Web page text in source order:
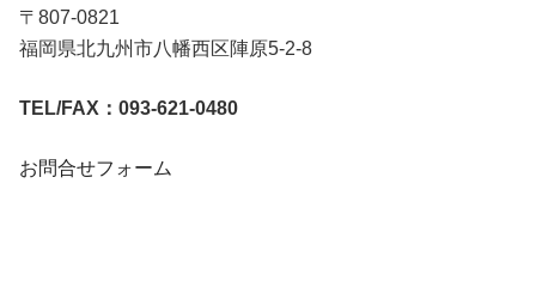
〒807-0821
福岡県北九州市八幡西区陣原5-2-8
TEL/FAX：093-621-0480
お問合せフォーム